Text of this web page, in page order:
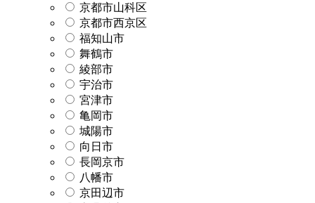
京都市山科区
京都市西京区
福知山市
舞鶴市
綾部市
宇治市
宮津市
亀岡市
城陽市
向日市
長岡京市
八幡市
京田辺市